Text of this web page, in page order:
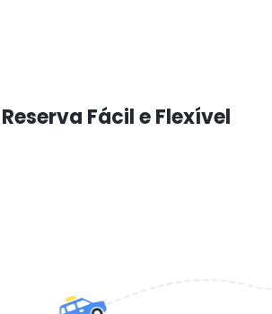
Reserva Fácil e Flexível